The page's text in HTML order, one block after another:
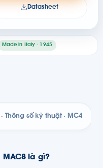
Made in Italy · 1945
Datasheet
· Thông số kỹ thuật · MC4
là gì?